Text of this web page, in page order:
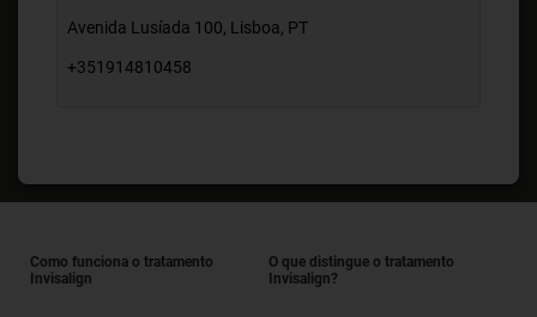
Avenida Lusíada 100, Lisboa, PT
+351914810458
Como funciona o tratamento
Invisalign
O que distingue o tratamento
Invisalign?